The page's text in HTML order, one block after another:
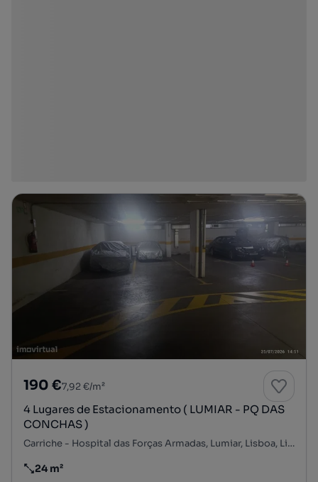
190 €7,92 €/m²
4 Lugares de Estacionamento ( LUMIAR - PQ DAS
CONCHAS )
Carriche - Hospital das Forças Armadas, Lumiar, Lisboa, Lisboa
Preço por metro quadrado
24 m²